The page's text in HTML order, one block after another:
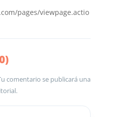
pages/viewpage.actio
comentario se publicará una